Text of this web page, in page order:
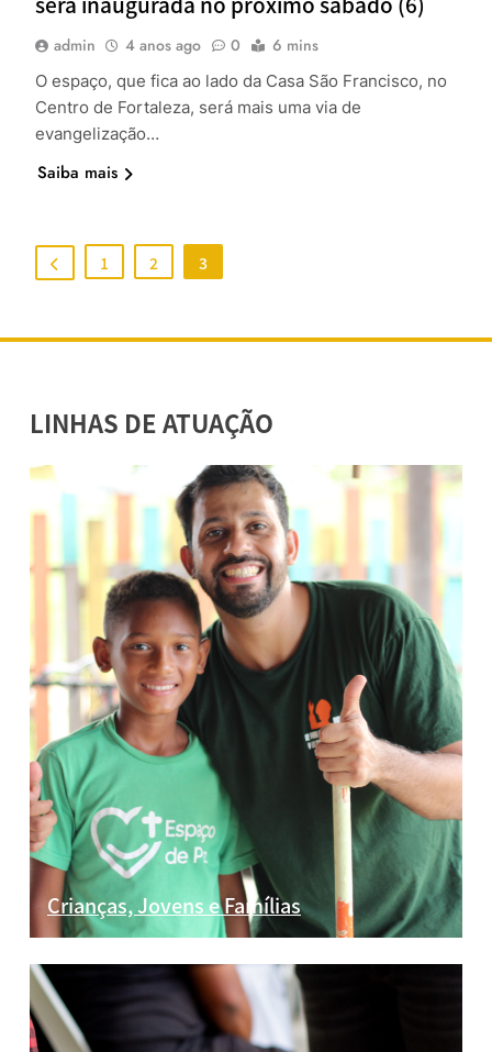
admin 4 anos ago 0 6 mins
O espaço, que fica ao lado da Casa São Francisco, no
Centro de Fortaleza, será mais uma via de
evangelização…
Saiba mais
1 2 3
LINHAS DE ATUAÇÃO
Crianças, Jovens e Famílias